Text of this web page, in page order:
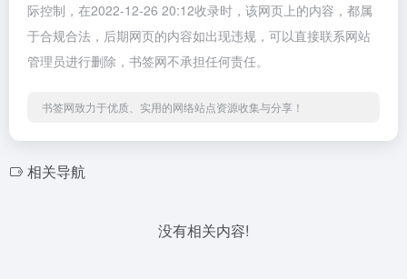
际控制，在2022-12-26 20:12收录时，该网页上的内容，都属
于合规合法，后期网页的内容如出现违规，可以直接联系网站
管理员进行删除，书签网不承担任何责任。
书签网致力于优质、实用的网络站点资源收集与分享！
相关导航
没有相关内容!